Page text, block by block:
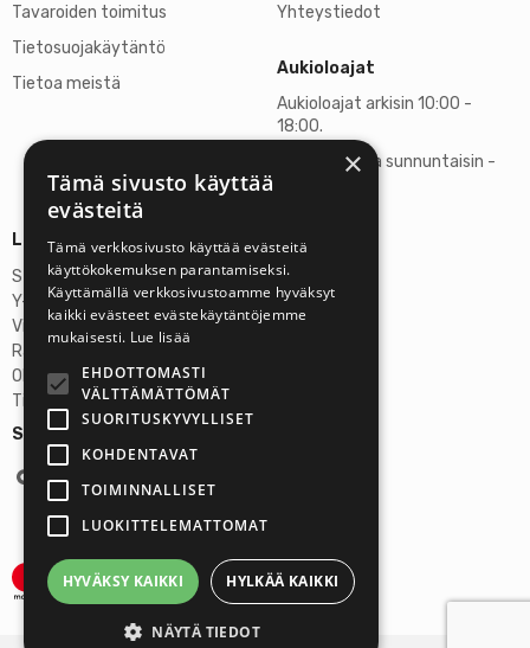
Tavaroiden toimitus
Tietosuojakäytäntö
Tietoa meistä
Yhteystiedot
Aukioloajat
Aukioloajat arkisin 10:00 -
18:00.
Lauantaisin ja sunnuntaisin -
Seuraa meitä:
Lisätietoja
Stardust Finland Oy
Y-tunnus: 2972445-9
Virallinen osoite
Rantatie 37 C75, 33250 Tampere
OP Tampere
Tilinumero FI6357300820922629
×
Tämä sivusto käyttää
evästeitä
Tämä verkkosivusto käyttää evästeitä
käyttökokemuksen parantamiseksi.
Käyttämällä verkkosivustoamme hyväksyt
kaikki evästeet evästekäytäntöjemme
mukaisesti. Lue lisää
EHDOTTOMASTI
VÄLTTÄMÄTTÖMÄT
SUORITUSKYVYLLISET
KOHDENTAVAT
TOIMINNALLISET
LUOKITTELEMATTOMAT
HYVÄKSY KAIKKI HYLKÄÄ KAIKKI
NÄYTÄ TIEDOT